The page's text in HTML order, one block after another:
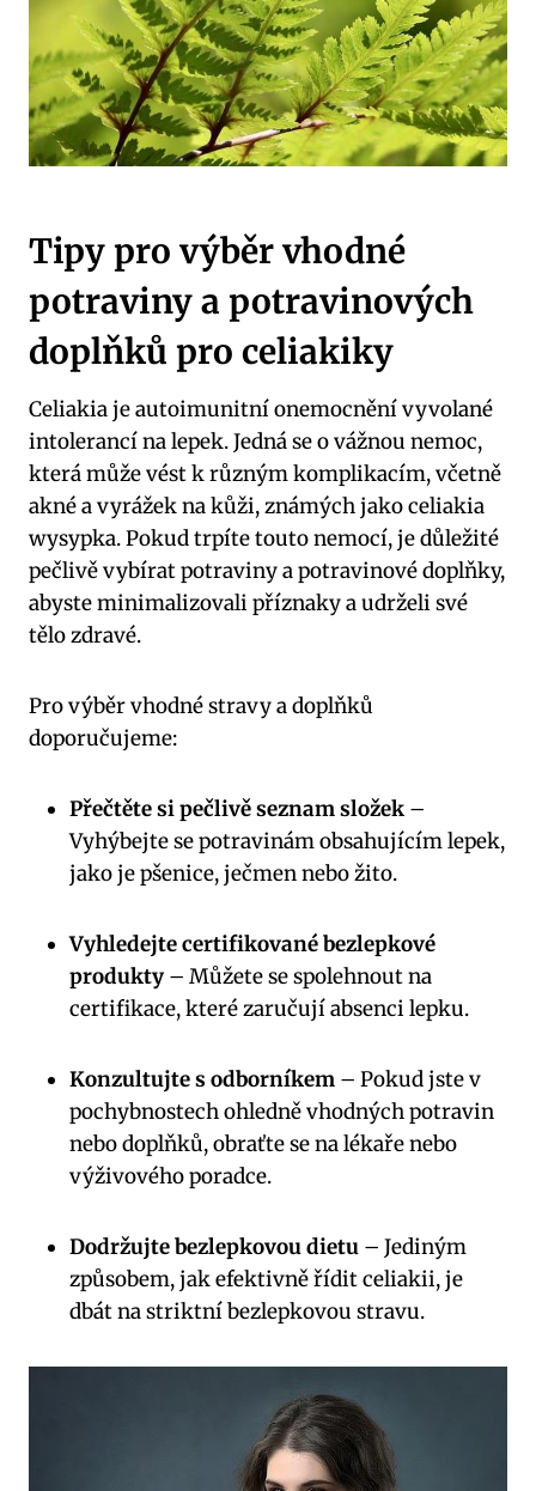
Tipy pro výběr vhodné
potraviny a potravinových
doplňků pro celiakiky
Celiakia je autoimunitní onemocnění vyvolané
intolerancí na lepek. Jedná se o vážnou nemoc,
která může vést k různým komplikacím, včetně
akné a vyrážek na kůži, známých jako celiakia
wysypka. Pokud trpíte touto nemocí, je důležité
pečlivě vybírat potraviny a potravinové doplňky,
abyste minimalizovali příznaky a udrželi své
tělo zdravé.
Pro výběr vhodné stravy a doplňků
doporučujeme:
Přečtěte si pečlivě seznam složek –
Vyhýbejte se potravinám obsahujícím lepek,
jako je pšenice, ječmen nebo žito.
Vyhledejte certifikované bezlepkové
produkty – Můžete se spolehnout na
certifikace, které zaručují absenci lepku.
Konzultujte s odborníkem – Pokud jste v
pochybnostech ohledně vhodných potravin
nebo doplňků, obraťte se na lékaře nebo
výživového poradce.
Dodržujte bezlepkovou dietu – Jediným
způsobem, jak efektivně řídit celiakii, je
dbát na striktní bezlepkovou stravu.